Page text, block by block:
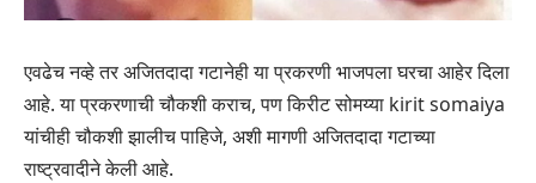
एवढेच नव्हे तर अजितदादा गटानेही या प्रकरणी भाजपला घरचा आहेर दिला
आहे. या प्रकरणाची चौकशी कराच, पण किरीट सोमय्या kirit somaiya
यांचीही चौकशी झालीच पाहिजे, अशी मागणी अजितदादा गटाच्या
राष्ट्रवादीने केली आहे.